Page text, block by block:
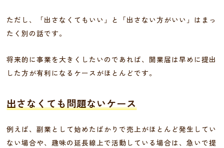
ただし、「出さなくてもいい」と「出さない方がいい」はまっ
たく別の話です。
将来的に事業を大きくしたいのであれば、開業届は早めに提出
した方が有利になるケースがほとんどです。
出さなくても問題ないケース
例えば、副業として始めたばかりで売上がほとんど発生してい
ない場合や、趣味の延長線上で活動している場合は、急いで提